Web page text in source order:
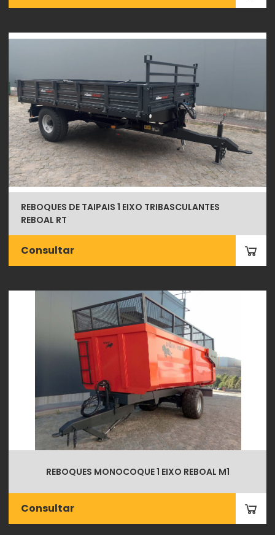
REBOQUES DE TAIPAIS 1 EIXO TRIBASCULANTES
REBOAL RT
Consultar
REBOQUES MONOCOQUE 1 EIXO REBOAL M1
Consultar